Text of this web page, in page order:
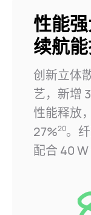
性能强
续航
创新立体
艺， 新增
性能释放
27%20。
配合 40 W